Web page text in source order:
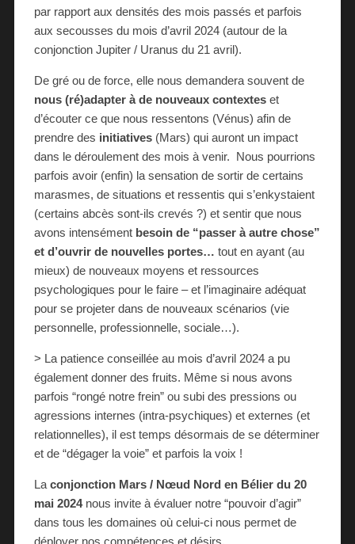
par rapport aux densités des mois passés et parfois
aux secousses du mois d’avril 2024 (autour de la
conjonction Jupiter / Uranus du 21 avril).
De gré ou de force, elle nous demandera souvent de
nous (ré)adapter à de nouveaux contexteset
d’écouter ce que nous ressentons (Vénus) afin de
prendre des initiatives(Mars) qui auront un impact
dans le déroulement des mois à venir. Nous pourrions
parfois avoir (enfin) la sensation de sortir de certains
marasmes, de situations et ressentis qui s’enkystaient
(certains abcès sont-ils crevés ?) et sentir que nous
avons intensément besoin de “passer à autre chose”
et d’ouvrir de nouvelles portes… tout en ayant (au
mieux) de nouveaux moyens et ressources
psychologiques pour le faire – et l’imaginaire adéquat
pour se projeter dans de nouveaux scénarios (vie
personnelle, professionnelle, sociale…).
> La patience conseillée au mois d’avril 2024 a pu
également donner des fruits. Même si nous avons
parfois “rongé notre frein” ou subi des pressions ou
agressions internes (intra-psychiques) et externes (et
relationnelles), il est temps désormais de se déterminer
et de “dégager la voie” et parfois la voix !
La conjonction Mars / Nœud Nord en Bélier du 20
mai 2024nous invite à évaluer notre “pouvoir d’agir”
dans tous les domaines où celui-ci nous permet de
déployer nos compétences et désirs.